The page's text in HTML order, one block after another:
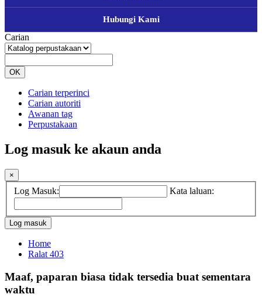
Hubungi Kami
Carian
OK
Carian terperinci
Carian autoriti
Awanan tag
Perpustakaan
Log masuk ke akaun anda
×
Log Masuk: Kata laluan:
Home
Ralat 403
Maaf, paparan biasa tidak tersedia buat sementara
waktu